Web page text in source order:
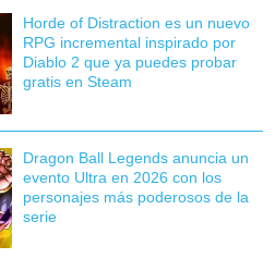
Horde of Distraction es un nuevo
RPG incremental inspirado por
Diablo 2 que ya puedes probar
gratis en Steam
Dragon Ball Legends anuncia un
evento Ultra en 2026 con los
personajes más poderosos de la
serie